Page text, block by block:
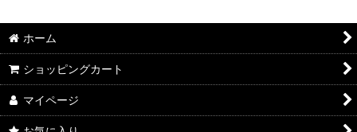
ホーム
ショッピングカート
マイページ